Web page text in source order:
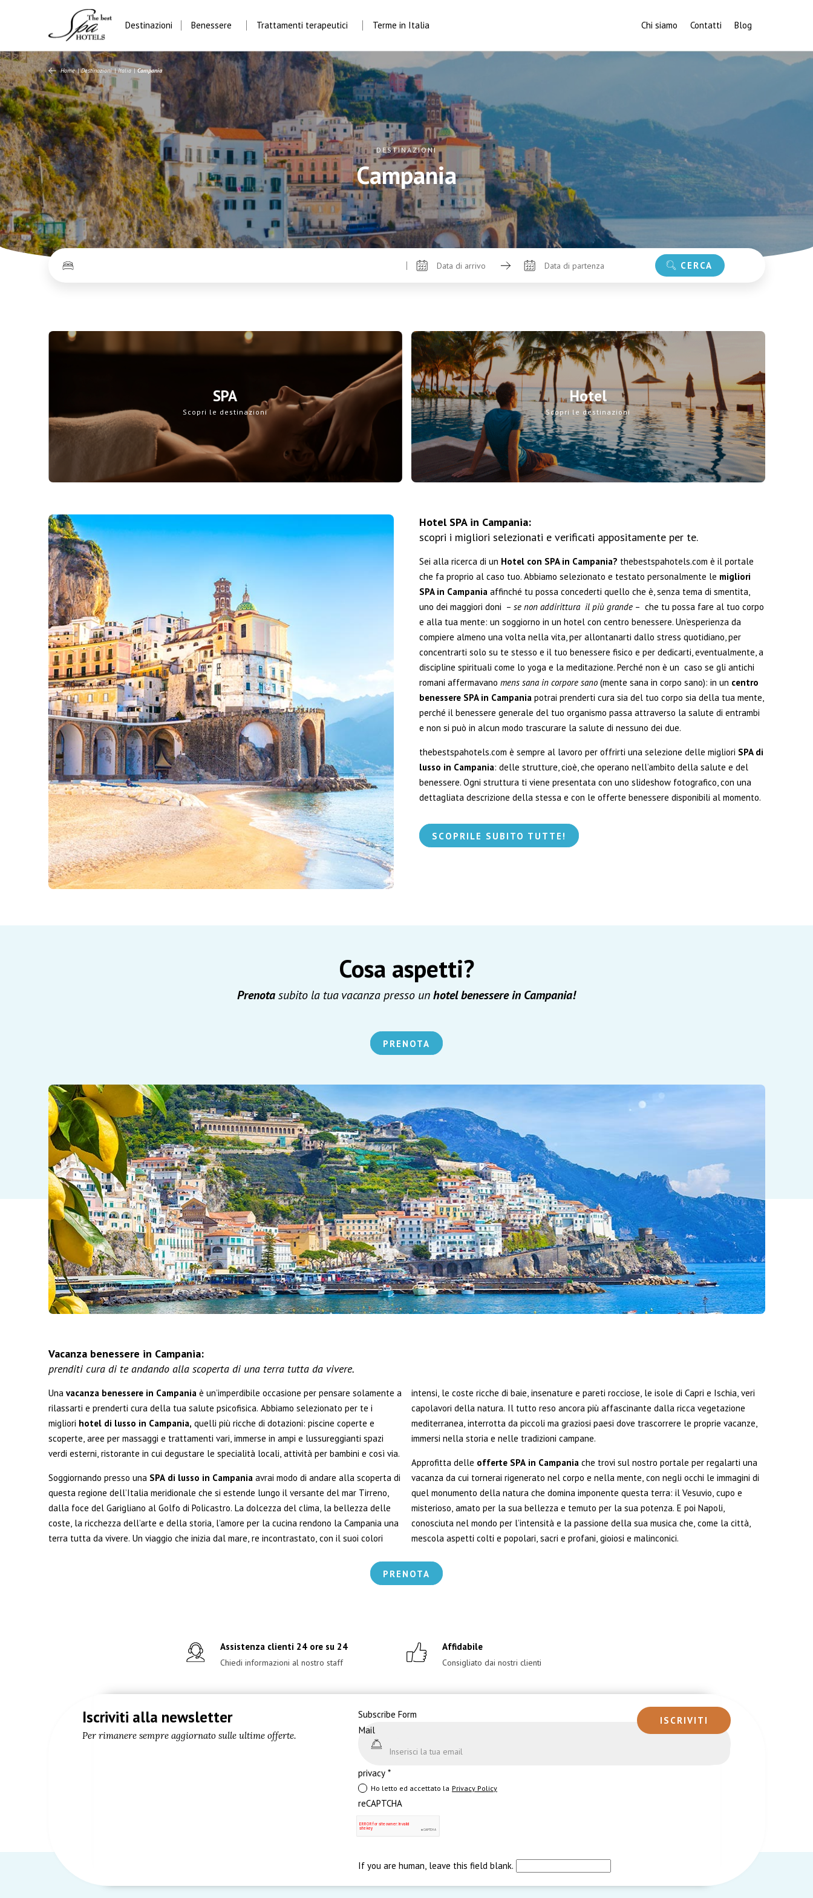
Destinazioni Benessere Trattamenti terapeutici Terme in Italia Chi siamo Contatti Blog
Home | Destinazioni | Italia | Campania
DESTINAZIONI
Campania
CERCA
SPA
Scopri le destinazioni
Hotel
Scopri le destinazioni
Hotel SPA in Campania:
scopri i migliori selezionati e verificati appositamente per te.
Sei alla ricerca di un Hotel con SPA in Campania? thebestspahotels.com è il portale
che fa proprio al caso tuo. Abbiamo selezionato e testato personalmente le migliori
SPA in Campania affinché tu possa concederti quello che è, senza tema di smentita,
uno dei maggiori doni – se non addirittura il più grande – che tu possa fare al tuo corpo
e alla tua mente: un soggiorno in un hotel con centro benessere. Un’esperienza da
compiere almeno una volta nella vita, per allontanarti dallo stress quotidiano, per
concentrarti solo su te stesso e il tuo benessere fisico e per dedicarti, eventualmente, a
discipline spirituali come lo yoga e la meditazione. Perché non è un caso se gli antichi
romani affermavano mens sana in corpore sano (mente sana in corpo sano): in un centro
benessere SPA in Campania potrai prenderti cura sia del tuo corpo sia della tua mente,
perché il benessere generale del tuo organismo passa attraverso la salute di entrambi
e non si può in alcun modo trascurare la salute di nessuno dei due.
thebestspahotels.com è sempre al lavoro per offrirti una selezione delle migliori SPA di
lusso in Campania: delle strutture, cioè, che operano nell’ambito della salute e del
benessere. Ogni struttura ti viene presentata con uno slideshow fotografico, con una
dettagliata descrizione della stessa e con le offerte benessere disponibili al momento.
SCOPRILE SUBITO TUTTE!
Cosa aspetti?
Prenotasubito la tua vacanzapresso unhotel benessere in Campania!
PRENOTA
Vacanza benessere in Campania:
prenditi cura di te andando alla scoperta di una terra tutta da vivere.
Una vacanza benessere in Campania è un’imperdibile occasione per pensare solamente a
rilassarti e prenderti cura della tua salute psicofisica. Abbiamo selezionato per te i
migliori hotel di lusso in Campania, quelli più ricche di dotazioni: piscine coperte e
scoperte, aree per massaggi e trattamenti vari, immerse in ampi e lussureggianti spazi
verdi esterni, ristorante in cui degustare le specialità locali, attività per bambini e così via.
Soggiornando presso una SPA di lusso in Campania avrai modo di andare alla scoperta di
questa regione dell’Italia meridionale che si estende lungo il versante del mar Tirreno,
dalla foce del Garigliano al Golfo di Policastro. La dolcezza del clima, la bellezza delle
coste, la ricchezza dell’arte e della storia, l’amore per la cucina rendono la Campania una
terra tutta da vivere. Un viaggio che inizia dal mare, re incontrastato, con il suoi colori
intensi, le coste ricche di baie, insenature e pareti rocciose, le isole di Capri e Ischia, veri
capolavori della natura. Il tutto reso ancora più affascinante dalla ricca vegetazione
mediterranea, interrotta da piccoli ma graziosi paesi dove trascorrere le proprie vacanze,
immersi nella storia e nelle tradizioni campane.
Approfitta delle offerte SPA in Campania che trovi sul nostro portale per regalarti una
vacanza da cui tornerai rigenerato nel corpo e nella mente, con negli occhi le immagini di
quel monumento della natura che domina imponente questa terra: il Vesuvio, cupo e
misterioso, amato per la sua bellezza e temuto per la sua potenza. E poi Napoli,
conosciuta nel mondo per l’intensità e la passione della sua musica che, come la città,
mescola aspetti colti e popolari, sacri e profani, gioiosi e malinconici.
PRENOTA
Assistenza clienti 24 ore su 24
Chiedi informazioni al nostro staff
Affidabile
Consigliato dai nostri clienti
Iscriviti alla newsletter
Per rimanere sempre aggiornato sulle ultime offerte.
Subscribe Form
Mail
privacy *
Ho letto ed accettato la Privacy Policy
reCAPTCHA
If you are human, leave this field blank.
ISCRIVITI